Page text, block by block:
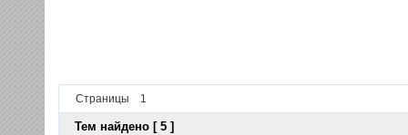
Страницы 1
Тем найдено [ 5 ]